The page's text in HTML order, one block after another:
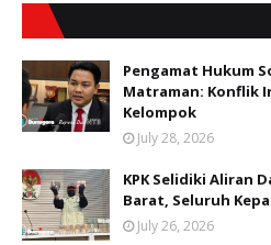
Pengamat Hukum
Matraman: Konflik
Kelompok
July 28, 2026
KPK Selidiki Aliran
Barat, Seluruh
July 26, 2026